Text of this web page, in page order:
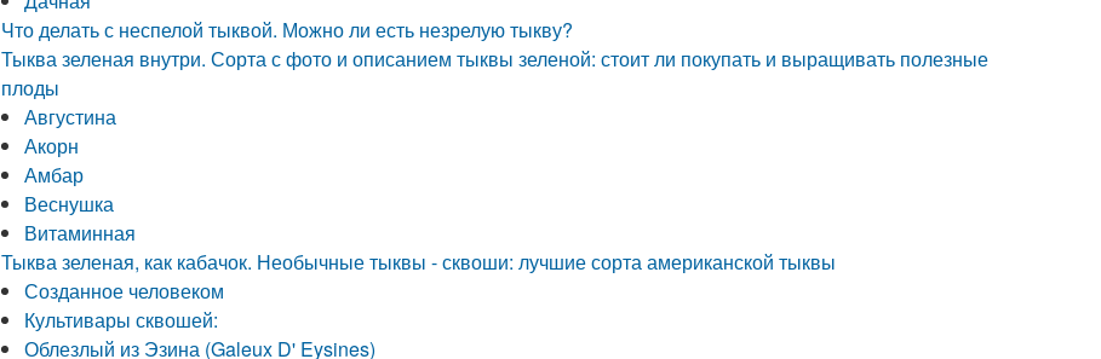
Что делать с неспелой тыквой. Можно ли есть незрелую тыкву?
Тыква зеленая внутри. Сорта с фото и описанием тыквы зеленой: стоит ли покупать и выращивать полезные
плоды
Августина
Акорн
Амбар
Веснушка
Витаминная
Тыква зеленая, как кабачок. Необычные тыквы - сквоши: лучшие сорта американской тыквы
Созданное человеком
Культивары сквошей:
Облезлый из Эзина (Galeux D' Eysines)